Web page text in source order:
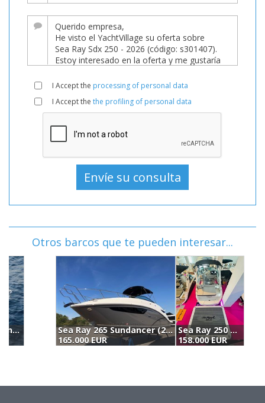
I Accept the processing of personal data
I Accept the the profiling of personal data
Otros barcos que te pueden interesar...
Sea Ray 265 Sundancer (2023)
165.000 EUR
Sea Ray 250 Sun Sport Edition (2024)
158.000 EUR